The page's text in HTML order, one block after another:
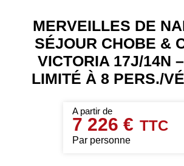
MERVEILLES DE
SÉJOUR CHOBE &
VICTORIA 17J/14N
LIMITÉ À 8 PERS./
7 226 €
Par personne